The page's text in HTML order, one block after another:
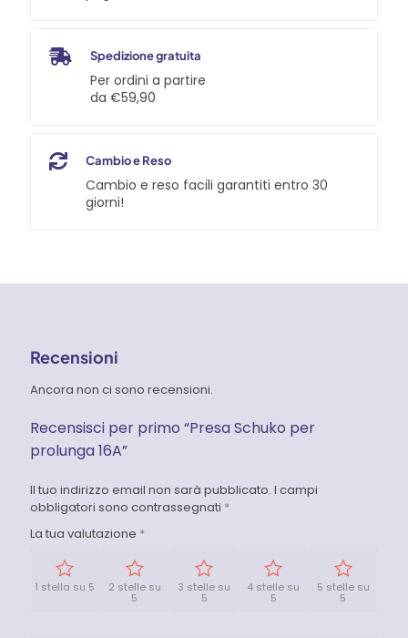
Spedizione gratuita
Per ordini a partire
da €59,90
Cambio e Reso
Cambio e reso facili garantiti entro 30
giorni!
Recensioni
Ancora non ci sono recensioni.
Recensisci per primo “Presa Schuko per
prolunga 16A”
Il tuo indirizzo email non sarà pubblicato. I campi
obbligatori sono contrassegnati *
La tua valutazione *
1 stella su 5 2 stelle su
5
3 stelle su
5
4 stelle su
5
5 stelle su
5